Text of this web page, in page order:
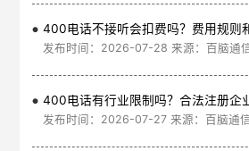
400电话不接听会扣费吗？费用规则
发布时间：2026-07-28 来源：百脑通
400电话有行业限制吗？合法注册企
发布时间：2026-07-27 来源：百脑通